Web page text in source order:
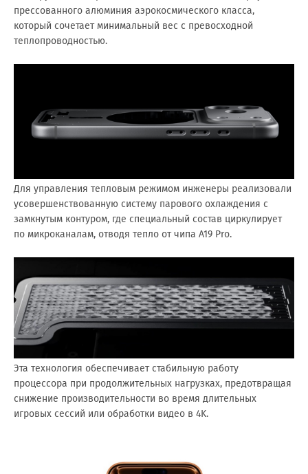
прессованного алюминия аэрокосмического класса,
который сочетает минимальный вес с превосходной
теплопроводностью.
Для управления тепловым режимом инженеры реализовали
усовершенствованную систему парового охлаждения с
замкнутым контуром, где специальный состав циркулирует
по микроканалам, отводя тепло от чипа A19 Pro.
Эта технология обеспечивает стабильную работу
процессора при продолжительных нагрузках, предотвращая
снижение производительности во время длительных
игровых сессий или обработки видео в 4K.